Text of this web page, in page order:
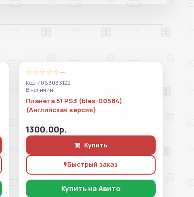
—
Код: 4063033122
В наличии
Планета 51 PS3 (bles-00584)
(Английская версия)
1300.00р.
Купить
Быстрый заказ
Купить на Авито